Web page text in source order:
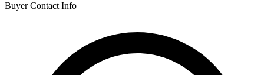
Buyer Contact Info